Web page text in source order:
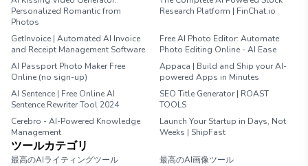
Personalized Romantic from
Photos
Research Platform | FinChat.io
GetInvoice | Automated AI Invoice
and Receipt Management Software
Free AI Photo Editor: Automate
Photo Editing Online - AI Ease
AI Passport Photo Maker Free
Online (no sign-up)
Appaca | Build and Ship your AI-
powered Apps in Minutes
AI Sentence | Free Online AI
Sentence Rewriter Tool 2024
SEO Title Generator | ROAST
TOOLS
Cerebro - AI-Powered Knowledge
Management
Launch Your Startup in Days, Not
Weeks | ShipFast
ツールカテゴリ
最高のAIライティングツール
最高のAI画像ツール